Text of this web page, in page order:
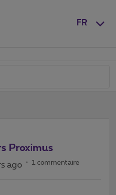
FR
Proximus
ago 1 commentaire